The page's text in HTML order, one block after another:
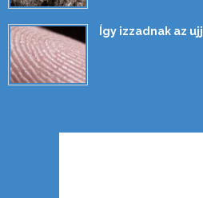
Így izzadnak az